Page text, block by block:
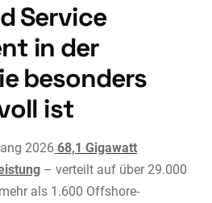
Service
in der
besonders
ist
2026 68,1 Gigawatt
– verteilt auf über 29.000
als 1.600 Offshore-